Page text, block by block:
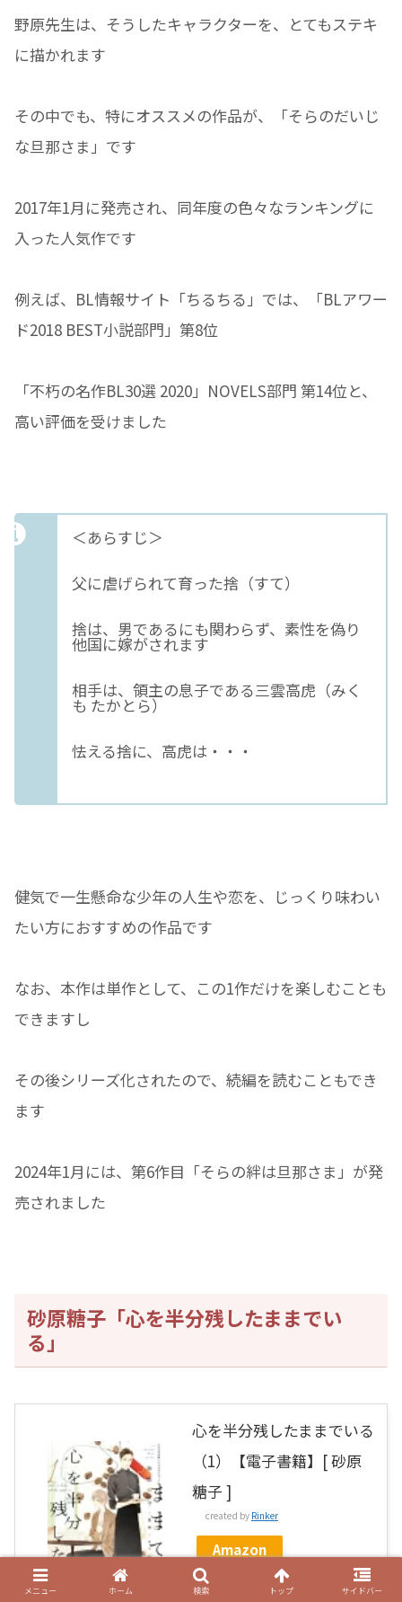
野原先生は、そうしたキャラクターを、とてもステキ
に描かれます
その中でも、特にオススメの作品が、「そらのだいじ
な旦那さま」です
2017年1月に発売され、同年度の色々なランキングに
入った人気作です
例えば、BL情報サイト「ちるちる」では、「BLアワー
ド2018 BEST小説部門」第8位
「不朽の名作BL30選 2020」NOVELS部門 第14位と、
高い評価を受けました
＜あらすじ＞
父に虐げられて育った捨（すて）
捨は、男であるにも関わらず、素性を偽り
他国に嫁がされます
相手は、領主の息子である三雲高虎（みく
も たかとら）
怯える捨に、高虎は・・・
健気で一生懸命な少年の人生や恋を、じっくり味わい
たい方におすすめの作品です
なお、本作は単作として、この1作だけを楽しむことも
できますし
その後シリーズ化されたので、続編を読むこともでき
ます
2024年1月には、第6作目「そらの絆は旦那さま」が発
売されました
砂原糖子「心を半分残したままでい
る」
心を半分残したままでいる
（1）【電子書籍】[ 砂原
糖子 ]
created by Rinker
Amazon
メニュー ホーム 検索 トップ サイドバー